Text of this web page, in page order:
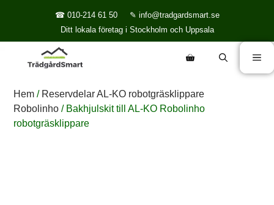
☎ 010-214 61 50
✎ info@tradgardsmart.se
Ditt lokala företag i Stockholm och Uppsala
Hem / Reservdelar AL-KO robotgräsklippare
Robolinho / Bakhjulskit till AL-KO Robolinho
robotgräsklippare